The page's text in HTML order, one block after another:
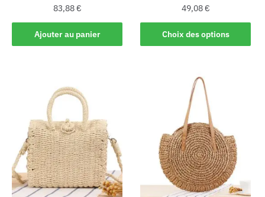
83,88€
Ajouter au panier
49,08€
Choix des options